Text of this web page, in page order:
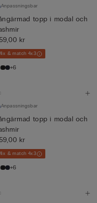
Anpassningsbar
topp i modal och
kr
& match 4x3
+6
Anpassningsbar
topp i modal och
kr
& match 4x3
+6